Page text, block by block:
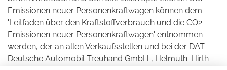
Emissionen neuer Personenkraftwagen können dem
'Leitfaden über den Kraftstoffverbrauch und die CO2-
Emissionen neuer Personenkraftwagen' entnommen
werden, der an allen Verkaufsstellen und bei der DAT
Deutsche Automobil Treuhand GmbH , Helmuth-Hirth-